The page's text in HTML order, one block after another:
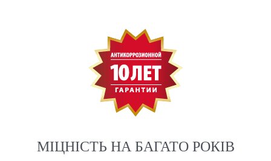
МІЦНІСТЬ НА БАГАТО РОКІВ